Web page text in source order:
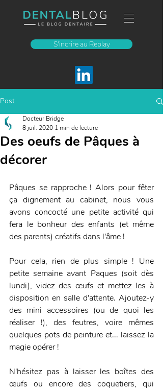
S'incrire au Replay
Post
Des oeufs de Pâques à
décorer
Docteur Bridge
8 juil. 2020 1 min de lecture
Pâques se rapproche ! Alors pour fêter
ça dignement au cabinet, nous vous
avons concocté une petite activité qui
fera le bonheur des enfants (et même
des parents) créatifs dans l'âme !
Pour cela, rien de plus simple ! Une
petite semaine avant Paques (soit dès
lundi), videz des œufs et mettez les à
disposition en salle d'attente. Ajoutez-y
des mini accessoires (ou de quoi les
réaliser !), des feutres, voire mêmes
quelques pots de peinture et... laissez la
magie opérer !
N'hésitez pas à laisser les boîtes des
œufs ou encore des coquetiers, qui